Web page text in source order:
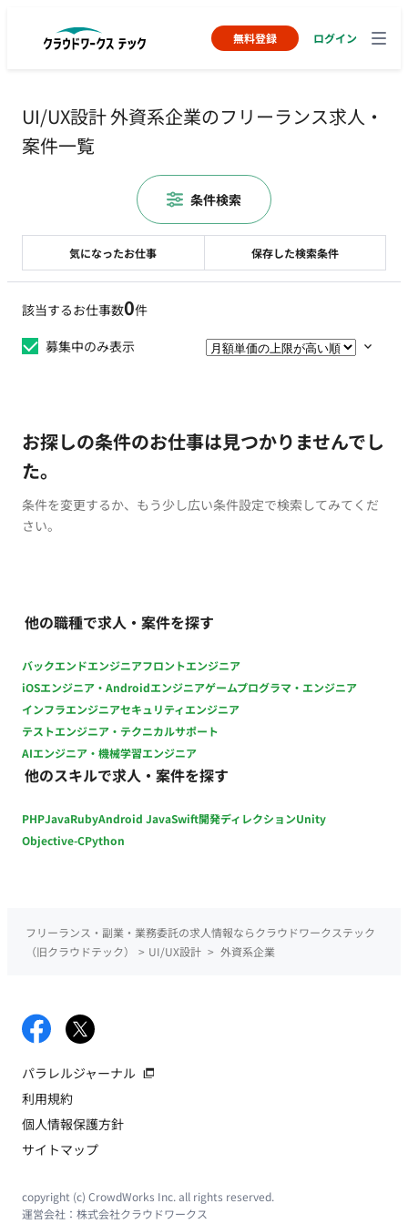
無料登録 ログイン
UI/UX設計 外資系企業のフリーランス求人・
案件一覧
該当するお仕事数0件
募集中のみ表示
お探しの条件のお仕事は見つかりませんでし
た。
条件を変更するか、もう少し広い条件設定で検索してみてくだ
さい。
他の職種で求人・案件を探す
バックエンドエンジニアフロントエンジニア
iOSエンジニア・Androidエンジニアゲームプログラマ・エンジニア
インフラエンジニアセキュリティエンジニア
テストエンジニア・テクニカルサポート
AIエンジニア・機械学習エンジニア
他のスキルで求人・案件を探す
PHPJavaRubyAndroid JavaSwift開発ディレクションUnity
Objective-CPython
気になったお仕事 保存した検索条件
条件検索
フリーランス・副業・業務委託の求人情報ならクラウドワークステック
（旧クラウドテック）
> UI/UX設計 > 外資系企業
パラレルジャーナル
利用規約
個人情報保護方針
サイトマップ
copyright (c) CrowdWorks Inc. all rights reserved.
運営会社： 株式会社クラウドワークス